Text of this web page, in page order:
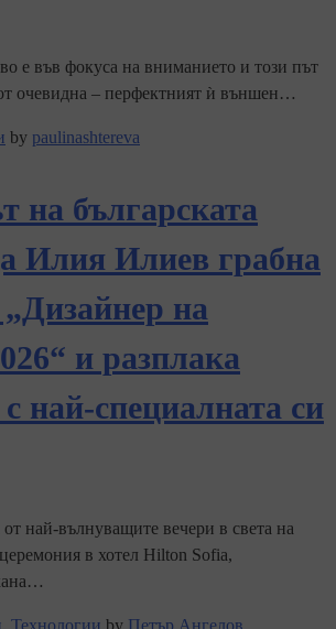
е във фокуса на вниманието и този път
очевидна – перфектният ѝ външен…
by paulinashtereva
на българската
Илия Илиев грабна
на
и разплака
най-специалната си
най-вълнуващите вечери в света на
в хотел Hilton Sofia,